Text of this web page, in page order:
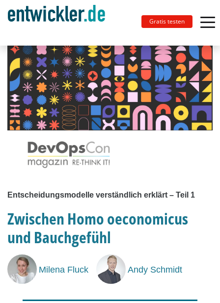
Gratis testen
Entscheidungsmodelle verständlich erklärt – Teil 1
Zwischen Homo oeconomicus
und Bauchgefühl
Milena Fluck Andy Schmidt